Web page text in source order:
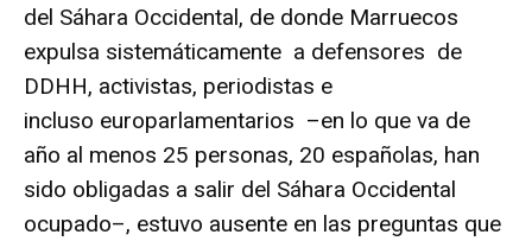
del Sáhara Occidental, de donde Marruecos
expulsa sistemáticamente a defensores de
DDHH, activistas, periodistas e
incluso europarlamentarios –en lo que va de
año al menos 25 personas, 20 españolas, han
sido obligadas a salir del Sáhara Occidental
ocupado–, estuvo ausente en las preguntas que